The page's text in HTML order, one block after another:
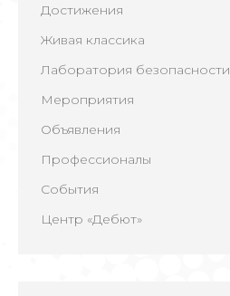
Достижения
Живая классика
Лаборатория безопасности
Мероприятия
Объявления
Профессионалы
События
Центр «Дебют»